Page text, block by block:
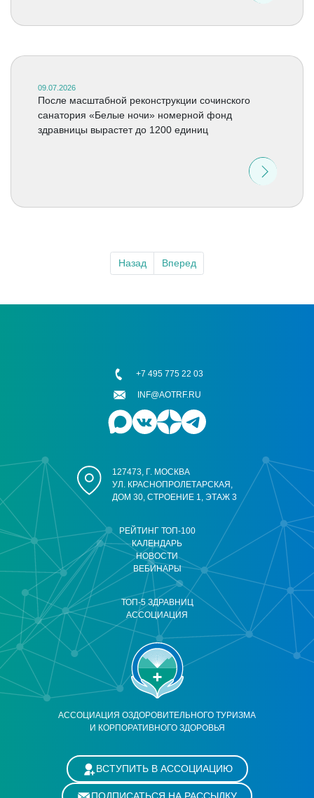
09.07.2026
После масштабной реконструкции сочинского
санатория «Белые ночи» номерной фонд
здравницы вырастет до 1200 единиц
Назад Вперед
АССОЦИАЦИЯ ОЗДОРОВИТЕЛЬНОГО ТУРИЗМА
И КОРПОРАТИВНОГО ЗДОРОВЬЯ
РЕЙТИНГ ТОП-100
КАЛЕНДАРЬ
НОВОСТИ
ВЕБИНАРЫ
ТОП-5 ЗДРАВНИЦ
АССОЦИАЦИЯ
127473, Г. МОСКВА
УЛ. КРАСНОПРОЛЕТАРСКАЯ,
ДОМ 30, СТРОЕНИЕ 1, ЭТАЖ 3
+7 495 775 22 03
INF@AOTRF.RU
ВСТУПИТЬ В АССОЦИАЦИЮ